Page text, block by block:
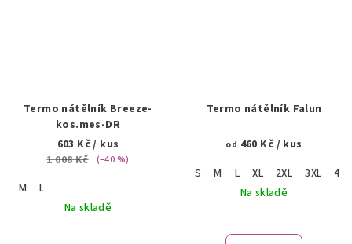
Termo nátělník Breeze-
kos.mes-DR
603 Kč/ kus
1 008 Kč
(–40 %)
M
L
Na skladě
Termo nátělník Falun
od 460 Kč / kus
S
M L XL 2XL 3XL
4XL
Na skladě